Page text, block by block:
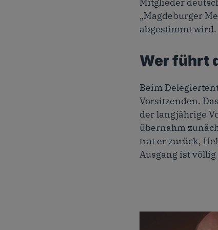
„Magdeburger
abgestimmt wird.
Wer führt
Beim
Vorsitzenden.
der langjährige
übernahm
trat er zurück,
Ausgang ist